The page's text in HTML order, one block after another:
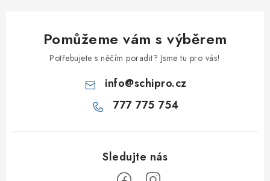
Pomůžeme vám s výběrem
Potřebujete s něčím poradit? Jsme tu pro vás!
info@schipro.cz
777 775 754